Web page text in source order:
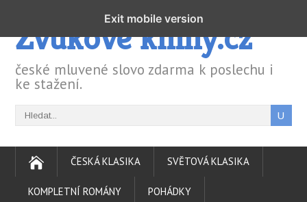
Zvukové knihy.cz
české mluvené slovo zdarma k poslechu i
ke stažení.
ČESKÁ KLASIKA SVĚTOVÁ KLASIKA
KOMPLETNÍ ROMÁNY POHÁDKY
Exit mobile version